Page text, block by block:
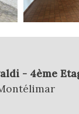
- 4ème